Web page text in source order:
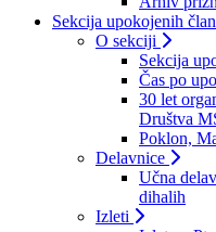
Sekcija upokojenih
O sekciji
Sekcija
Čas po
30 let
Društva
Poklon,
Delavnice
Učna
dihalih
Izleti